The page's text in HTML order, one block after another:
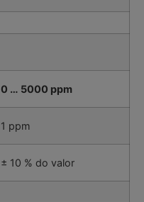
0 … 5000 ppm
1 ppm
± 10 % do valor